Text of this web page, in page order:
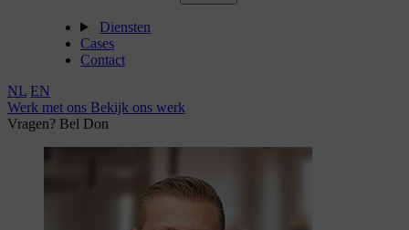
Diensten
Cases
Contact
NL EN
Werk met ons Bekijk ons werk
Vragen? Bel Don